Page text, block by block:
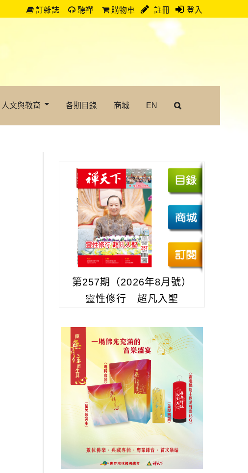
訂雜誌 聽禪 購物車 註冊 登入
人文與教育 各期目錄 商城 EN
第257期（2026年8月號）
靈性修行 超凡入聖